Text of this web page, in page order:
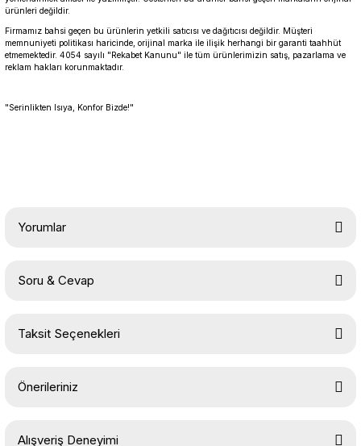
ürünleri değildir.
Firmamız bahsi geçen bu ürünlerin yetkili satıcısı ve dağıtıcısı değildir. Müşteri
memnuniyeti politikası haricinde, orijinal marka ile ilişik herhangi bir garanti taahhüt
etmemektedir. 4054 sayılı "Rekabet Kanunu" ile tüm ürünlerimizin satış, pazarlama ve
reklam hakları korunmaktadır.
"Serinlikten Isıya, Konfor Bizde!"
Yorumlar
Soru & Cevap
Taksit Seçenekleri
Önerileriniz
konularda yetersiz gördüğünüz noktaları öneri formunu kullanarak
Alışveriş Deneyimi